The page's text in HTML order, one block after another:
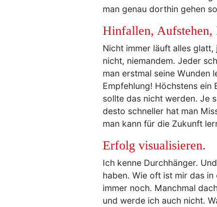
man genau dorthin gehen
Hinfallen, Aufstehen,
Nicht immer läuft alles
nicht, niemandem. Jeder
man erstmal seine Wunden
Empfehlung! Höchstens
sollte das nicht werden. Je
desto schneller hat man
man kann für die Zukunft
Erfolg visualisieren.
Ich kenne Durchhänger.
haben. Wie oft ist mir das
immer noch. Manchmal
und werde ich auch nicht.